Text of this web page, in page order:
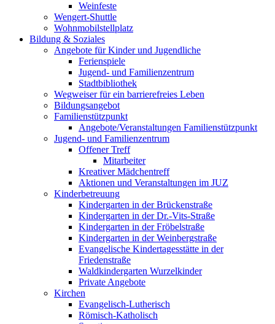
Weinfeste
Wengert-Shuttle
Wohnmobilstellplatz
Bildung & Soziales
Angebote für Kinder und Jugendliche
Ferienspiele
Jugend- und Familienzentrum
Stadtbibliothek
Wegweiser für ein barrierefreies Leben
Bildungsangebot
Familienstützpunkt
Angebote/Veranstaltungen Familienstützpunkt
Jugend- und Familienzentrum
Offener Treff
Mitarbeiter
Kreativer Mädchentreff
Aktionen und Veranstaltungen im JUZ
Kinderbetreuung
Kindergarten in der Brückenstraße
Kindergarten in der Dr.-Vits-Straße
Kindergarten in der Fröbelstraße
Kindergarten in der Weinbergstraße
Evangelische Kindertagesstätte in der
Friedenstraße
Waldkindergarten Wurzelkinder
Private Angebote
Kirchen
Evangelisch-Lutherisch
Römisch-Katholisch